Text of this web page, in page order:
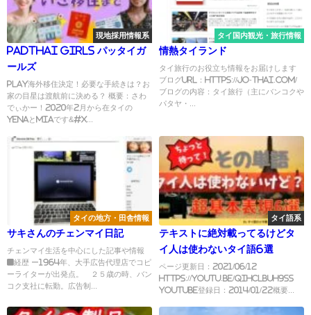
現地採用情報系
PADTHAI GIRLS パッタイガ
ールズ
Play海外移住決定！必要な手続きは？お
家の目星は渡航前に決める？ 概要：さわ
でぃかー！2020年2月から在タイの
YENAとMIAです&#x...
タイ国内観光・旅行情報
情熱タイランド
タイ旅行のお役立ち情報をお届けします
ブログURL：https://jo-thai.com/
ブログの内容：タイ旅行（主にバンコクや
パタヤ・...
タイの地方・田舎情報
サキさんのチェンマイ日記
チェンマイ生活を中心にした記事や情報
■経歴 ー1964年、大手広告代理店でコピ
ーライターが出発点。 ２５歳の時、バン
コク支社に転勤。広告制...
タイ語系
テキストに絶対載ってるけどタ
イ人は使わないタイ語6選
ページ更新日：2021/06/12
https://youtu.be/qiHCLBuh9Ss
YouTube登録日：2014/01/22概要...